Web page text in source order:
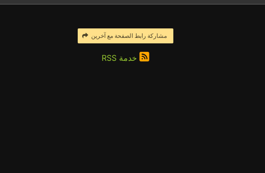
مشاركة رابط الصفحة مع آخرين
خدمة RSS